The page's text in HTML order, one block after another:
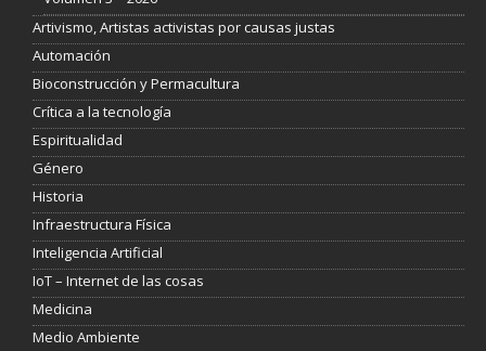
Artivismo, Artistas activistas por causas justas
Automación
Bioconstrucción y Permacultura
Crítica a la tecnología
Espiritualidad
Género
Historia
Infraestructura Física
Inteligencia Artificial
IoT – Internet de las cosas
Medicina
Medio Ambiente